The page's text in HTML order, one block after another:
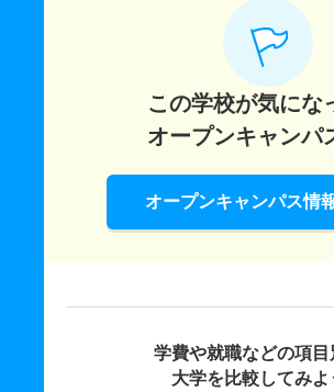
この学校が気にな
オープンキャンパ
オープンキャンパス情
学費や就職などの項目
大学を比較してみよ